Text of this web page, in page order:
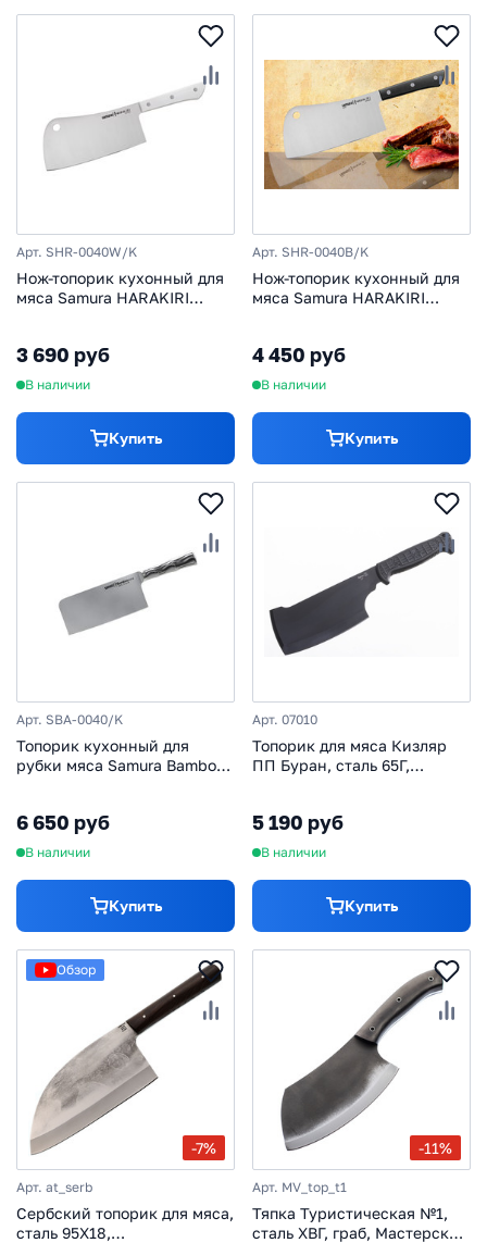
Арт. SHR-0040W/K
Нож-топорик кухонный для
мяса Samura HARAKIRI
белый
3 690 руб
В наличии
Купить
Арт. SHR-0040B/K
Нож-топорик кухонный для
мяса Samura HARAKIRI
чёрный
4 450 руб
В наличии
Купить
Арт. SBA-0040/K
Топорик кухонный для
рубки мяса Samura Bamboo -
6 650 руб
В наличии
Купить
Арт. 07010
Топорик для мяса Кизляр
ПП Буран, сталь 65Г,
5 190 руб
В наличии
Купить
-7%
Обзор
Арт. at_serb
Сербский топорик для мяса,
сталь 95Х18,
-11%
Арт. MV_top_t1
Тяпка Туристическая №1,
сталь ХВГ, граб, Мастерская